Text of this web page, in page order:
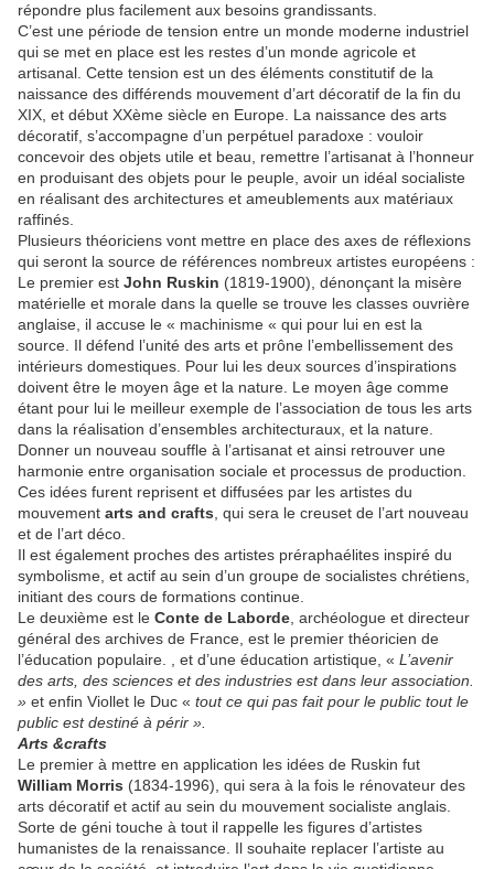
répondre plus facilement aux besoins grandissants.
C’est une période de tension entre un monde moderne industriel
qui se met en place est les restes d’un monde agricole et
artisanal. Cette tension est un des éléments constitutif de la
naissance des différends mouvement d’art décoratif de la fin du
XIX, et début XXème siècle en Europe. La naissance des arts
décoratif, s’accompagne d’un perpétuel paradoxe : vouloir
concevoir des objets utile et beau, remettre l’artisanat à l’honneur
en produisant des objets pour le peuple, avoir un idéal socialiste
en réalisant des architectures et ameublements aux matériaux
raffinés.
Plusieurs théoriciens vont mettre en place des axes de réflexions
qui seront la source de références nombreux artistes européens :
Le premier est John Ruskin (1819-1900), dénonçant la misère
matérielle et morale dans la quelle se trouve les classes ouvrière
anglaise, il accuse le « machinisme « qui pour lui en est la
source. Il défend l’unité des arts et prône l’embellissement des
intérieurs domestiques. Pour lui les deux sources d’inspirations
doivent être le moyen âge et la nature. Le moyen âge comme
étant pour lui le meilleur exemple de l’association de tous les arts
dans la réalisation d’ensembles architecturaux, et la nature.
Donner un nouveau souffle à l’artisanat et ainsi retrouver une
harmonie entre organisation sociale et processus de production.
Ces idées furent reprisent et diffusées par les artistes du
mouvement arts and crafts , qui sera le creuset de l’art nouveau
et de l’art déco.
Il est également proches des artistes préraphaélites inspiré du
symbolisme, et actif au sein d’un groupe de socialistes chrétiens,
initiant des cours de formations continue.
Le deuxième est le Conte de Laborde , archéologue et directeur
général des archives de France, est le premier théoricien de
l’éducation populaire. , et d’une éducation artistique, « L’avenir
des arts, des sciences et des industries est dans leur association.
» et enfin Viollet le Duc « tout ce qui pas fait pour le public tout le
public est destiné à périr ».
Arts &crafts
Le premier à mettre en application les idées de Ruskin fut
William Morris (1834-1996), qui sera à la fois le rénovateur des
arts décoratif et actif au sein du mouvement socialiste anglais.
Sorte de géni touche à tout il rappelle les figures d’artistes
humanistes de la renaissance. Il souhaite replacer l’artiste au